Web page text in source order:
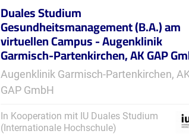
Duales Studium
Gesundheitsmanagement (B.A.) am
virtuellen Campus - Augenklinik
Garmisch-Partenkirchen, AK GAP
Augenklinik Garmisch-Partenkirchen,
GAP GmbH
In Kooperation mit IU Duales Studium
(Internationale Hochschule)